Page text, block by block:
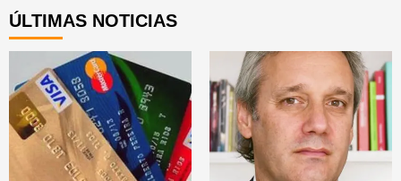
ÚLTIMAS NOTICIAS